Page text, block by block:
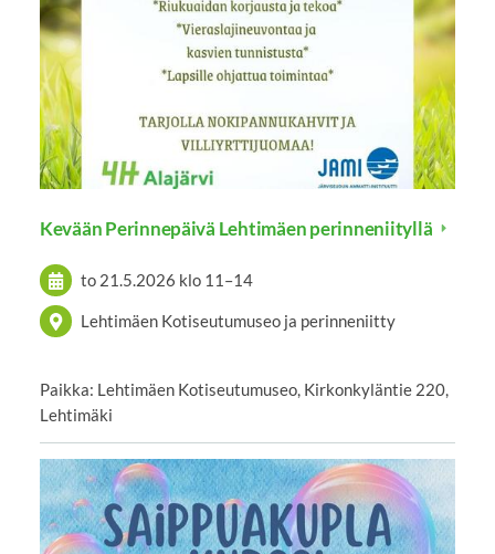
Kevään Perinnepäivä Lehtimäen perinneniityllä
to 21.5.2026 klo 11 –14
Lehtimäen Kotiseutumuseo ja perinneniitty
Paikka: Lehtimäen Kotiseutumuseo, Kirkonkyläntie 220,
Lehtimäki